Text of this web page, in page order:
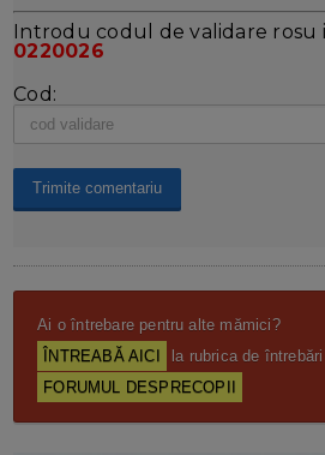
Introdu codul de validare rosu
0220026
Cod:
Ai o întrebare pentru alte mămici?
ÎNTREABĂ AICI
la rubrica de
FORUMUL DESPRECOPII